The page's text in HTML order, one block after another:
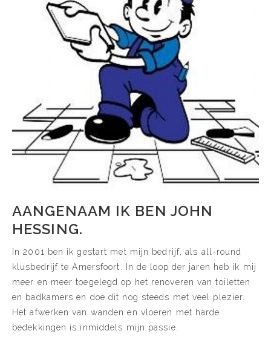
AANGENAAM IK BEN JOHN
HESSING.
In 2001 ben ik gestart met mijn bedrijf, als all-round
klusbedrijf te Amersfoort. In de loop der jaren heb ik mij
meer en meer toegelegd op het renoveren van toiletten
en badkamers en doe dit nog steeds met veel plezier.
Het afwerken van wanden en vloeren met harde
bedekkingen is inmiddels mijn passie.